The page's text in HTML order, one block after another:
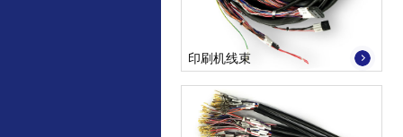
印刷机线束